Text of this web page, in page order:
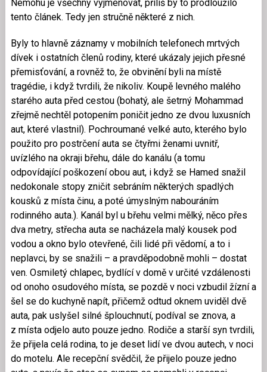
Nemohu je všechny vyjmenovat, příliš by to prodloužilo
tento článek. Tedy jen stručně některé z nich.
Byly to hlavně záznamy v mobilních telefonech mrtvých
dívek i ostatních členů rodiny, které ukázaly jejich přesné
přemisťování, a rovněž to, že obvinění byli na místě
tragédie, i když tvrdili, že nikoliv. Koupě levného malého
starého auta před cestou (bohatý, ale šetrný Mohammad
zřejmě nechtěl potopením poničit jedno ze dvou luxusních
aut, které vlastnil). Pochroumané velké auto, kterého bylo
použito pro postrčení auta se čtyřmi ženami uvnitř,
uvízlého na okraji břehu, dále do kanálu (a tomu
odpovídající poškození obou aut, i když se Hamed snažil
nedokonale stopy zničit sebráním některých spadlých
kousků z místa činu, a poté úmyslným nabouráním
rodinného auta.). Kanál byl u břehu velmi mělký, něco přes
dva metry, střecha auta se nacházela malý kousek pod
vodou a okno bylo otevřené, čili lidé při vědomí, a to i
neplavci, by se snažili – a pravděpodobně mohli – dostat
ven. Osmiletý chlapec, bydlící v domě v určité vzdálenosti
od onoho osudového místa, se pozdě v noci vzbudil žízní a
šel se do kuchyně napít, přičemž odtud oknem uviděl dvě
auta, pak uslyšel silné šplouchnutí, podíval se znova, a
z místa odjelo auto pouze jedno. Rodiče a starší syn tvrdili,
že přijela celá rodina, to je deset lidí ve dvou autech, v noci
do motelu. Ale recepční svědčil, že přijelo pouze jedno